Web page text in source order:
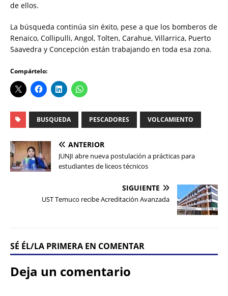
de ellos.
La búsqueda continúa sin éxito, pese a que los bomberos de
Renaico, Collipulli, Angol, Tolten, Carahue, Villarrica, Puerto
Saavedra y Concepción están trabajando en toda esa zona.
Compártelo:
BUSQUEDA PESCADORES VOLCAMIENTO
ANTERIOR
JUNJI abre nueva postulación a prácticas para
estudiantes de liceos técnicos
SIGUIENTE
UST Temuco recibe Acreditación Avanzada
SÉ ÉL/LA PRIMERA EN COMENTAR
Deja un comentario